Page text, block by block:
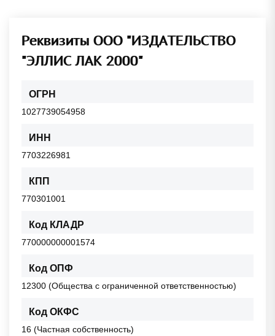
Реквизиты ООО "ИЗДАТЕЛЬСТВО
"ЭЛЛИС ЛАК 2000"
ОГРН
1027739054958
ИНН
7703226981
КПП
770301001
Код КЛАДР
770000000001574
Код ОПФ
12300 (Общества с ограниченной ответственностью)
Код ОКФС
16 (Частная собственность)